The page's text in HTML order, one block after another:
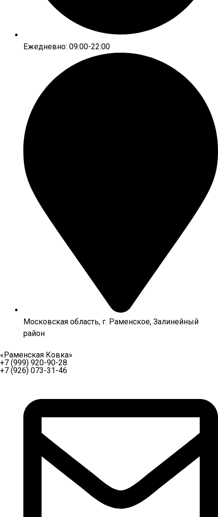
Ежедневно: 09:00-22:00
Московская область, г. Раменское, Залинейный
район
«Раменская Ковка»
+7 (999) 920-90-28
+7 (926) 073-31-46